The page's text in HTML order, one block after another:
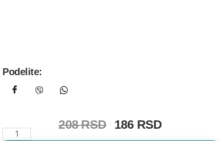
Podelite:
208RSD 186 RSD